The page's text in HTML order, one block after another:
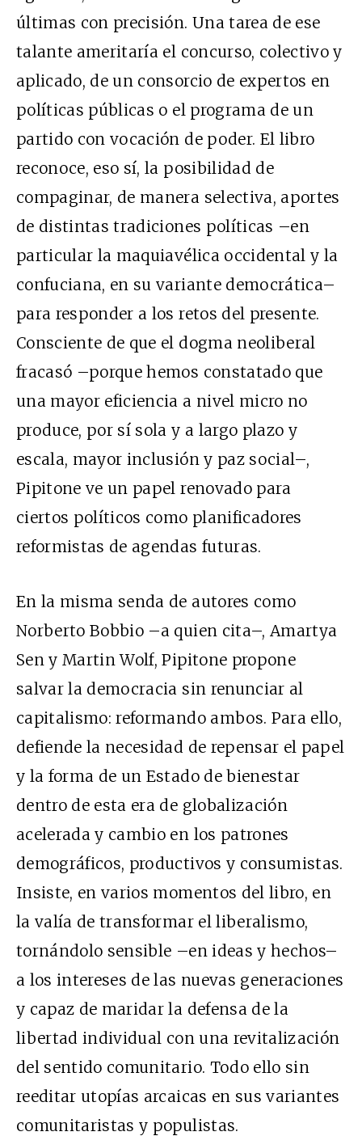
últimas con precisión. Una tarea de ese
talante ameritaría el concurso, colectivo y
aplicado, de un consorcio de expertos en
políticas públicas o el programa de un
partido con vocación de poder. El libro
reconoce, eso sí, la posibilidad de
compaginar, de manera selectiva, aportes
de distintas tradiciones políticas –en
particular la maquiavélica occidental y la
confuciana, en su variante democrática–
para responder a los retos del presente.
Consciente de que el dogma neoliberal
fracasó –porque hemos constatado que
una mayor eficiencia a nivel micro no
produce, por sí sola y a largo plazo y
escala, mayor inclusión y paz social–,
Pipitone ve un papel renovado para
ciertos políticos como planificadores
reformistas de agendas futuras.
En la misma senda de autores como
Norberto Bobbio –a quien cita–, Amartya
Sen y Martin Wolf, Pipitone propone
salvar la democracia sin renunciar al
capitalismo: reformando ambos. Para ello,
defiende la necesidad de repensar el papel
y la forma de un Estado de bienestar
dentro de esta era de globalización
acelerada y cambio en los patrones
demográficos, productivos y consumistas.
Insiste, en varios momentos del libro, en
la valía de transformar el liberalismo,
tornándolo sensible –en ideas y hechos–
a los intereses de las nuevas generaciones
y capaz de maridar la defensa de la
libertad individual con una revitalización
del sentido comunitario. Todo ello sin
reeditar utopías arcaicas en sus variantes
comunitaristas y populistas.